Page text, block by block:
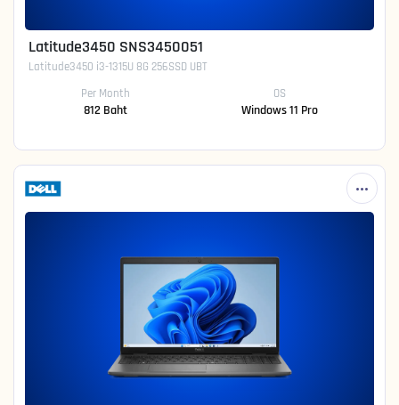
Latitude3450 SNS3450051
Latitude3450 i3-1315U 8G 256SSD UBT
Per Month
812 Baht
OS
Windows 11 Pro